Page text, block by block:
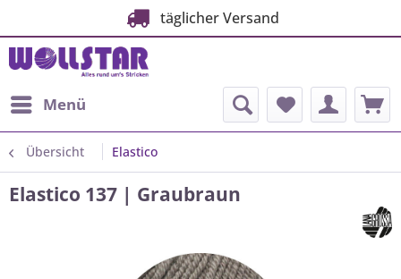
täglicher Versand
Menü
Übersicht Elastico
Elastico 137 | Graubraun